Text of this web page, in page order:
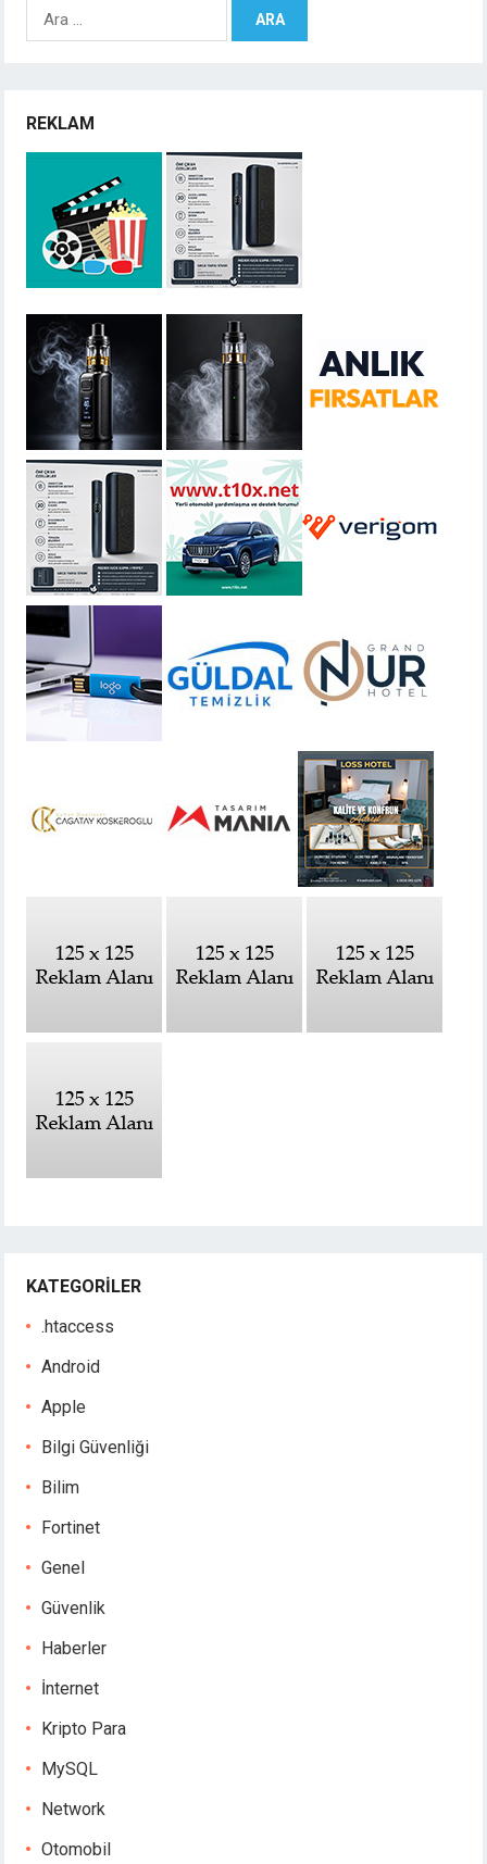
Arama:
REKLAM
KATEGORILER
.htaccess
Android
Apple
Bilgi Güvenliği
Bilim
Fortinet
Genel
Güvenlik
Haberler
İnternet
Kripto Para
MySQL
Network
Otomobil